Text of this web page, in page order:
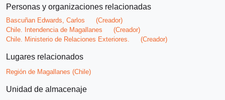
Personas y organizaciones relacionadas
Bascuñan Edwards, Carlos
(Creador)
Chile. Intendencia de Magallanes
(Creador)
Chile. Ministerio de Relaciones Exteriores.
(Creador)
Lugares relacionados
Región de Magallanes (Chile)
Unidad de almacenaje